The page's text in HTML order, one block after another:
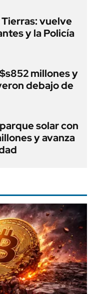
vuelve
y la Policía
millones y
debajo de
solar con
y avanza